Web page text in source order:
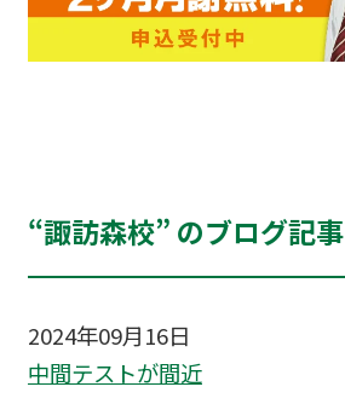
“諏訪森校” のブログ記事
2024年09月16日
中間テストが間近